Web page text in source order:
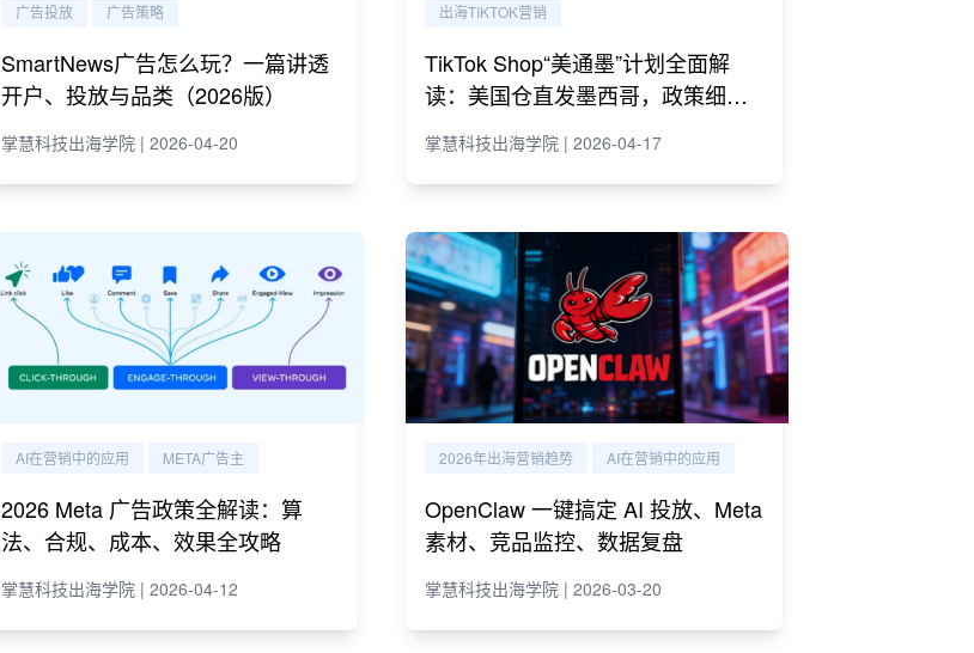
广告投放 广告策略
SmartNews广告怎么玩？一篇讲透
开户、投放与品类（2026版）
掌慧科技出海学院 | 2026-04-20
出海TIKTOK营销
TikTok Shop“美通墨”计划全面解
读：美国仓直发墨西哥，政策细则
掌慧科技出海学院 | 2026-04-17
AI在营销中的应用 META广告主
2026 Meta 广告政策全解读：算
法、合规、成本、效果全攻略
掌慧科技出海学院 | 2026-04-12
2026年出海营销趋势 AI在营销中的应用
OpenClaw 一键搞定 AI 投放、Meta
素材、竞品监控、数据复盘
掌慧科技出海学院 | 2026-03-20